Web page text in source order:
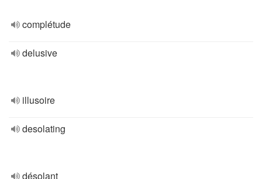
complétude
delusive
illusoire
desolating
désolant